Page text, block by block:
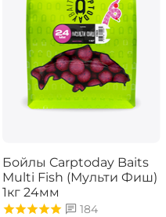
Бойлы Carptoday Baits
Multi Fish (Мульти Фиш)
1кг 24мм
184